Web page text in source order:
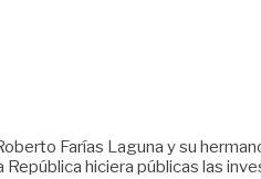
Farías Laguna y su
hiciera públicas las